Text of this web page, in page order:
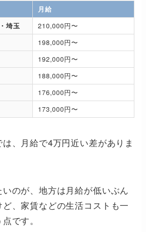
月給
埼玉
210,000円〜
198,000円〜
192,000円〜
188,000円〜
176,000円〜
173,000円〜
、月給で4万円近い差がありま
のが、地方は月給が低いぶん
、家賃などの生活コストも一
です。